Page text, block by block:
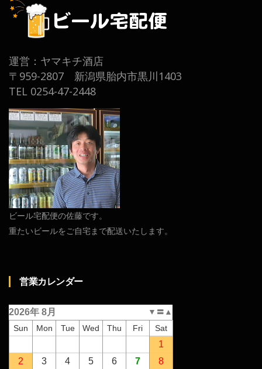
運営：ヤマキチ酒店
〒959-2807 新潟県胎内市黒川1403
TEL 0254-47-2448
ビール宅配便の佐藤です。
重たいビールをご自宅まで配送いたします。
営業カレンダー
▲
〓
▼
2026年 8月
Sun Mon Tue Wed Thu Fri Sat
1
2
3 4 5 6 7
8